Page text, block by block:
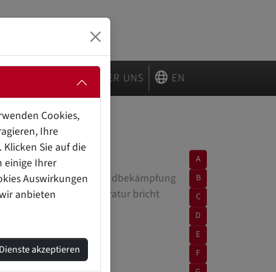
LÖSUNGEN ÜBER UNS EN
und Wasser zur Brandbekämpfung
bestimmten Temperatur bricht
A
B
C
D
E
F
Cookies,
Ihre
Sie auf die
einige Ihrer
Auswirkungen
anbieten
akzeptieren